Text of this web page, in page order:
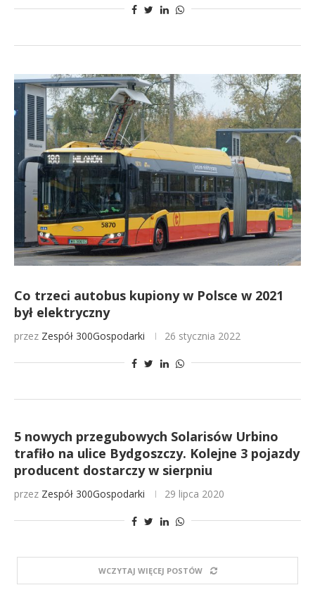
Co trzeci autobus kupiony w Polsce w 2021
był elektryczny
przez Zespół 300Gospodarki 26 stycznia 2022
5 nowych przegubowych Solarisów Urbino
trafiło na ulice Bydgoszczy. Kolejne 3 pojazdy
producent dostarczy w sierpniu
przez Zespół 300Gospodarki 29 lipca 2020
WCZYTAJ WIĘCEJ POSTÓW